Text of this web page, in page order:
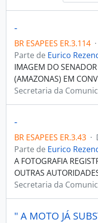
-
BR ESAPEES ER.3.114 ·
Parte de Eurico
IMAGEM DO
(AMAZONAS) EM
Secretaria da
-
BR ESAPEES ER.3.43 ·
Parte de Eurico
A FOTOGRAFIA
OUTRAS
Secretaria da